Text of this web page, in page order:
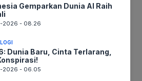
Gemparkan Dunia AI Raih
2026 - 08.26
Dunia Baru, Cinta Terlarang,
2026 - 06.05